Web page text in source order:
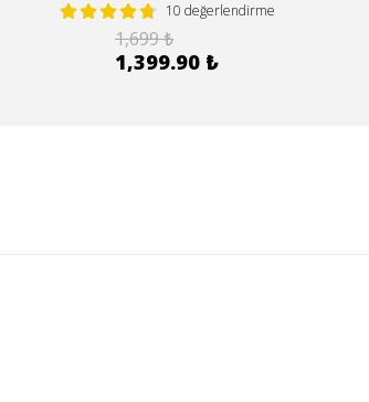
10 değerlendirme
1,699 ₺
1,399.90 ₺